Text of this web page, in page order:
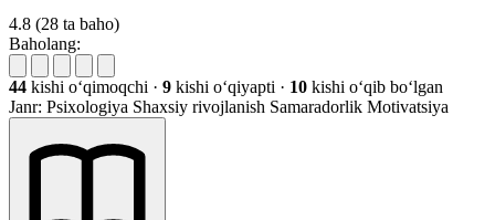
4.8 (28 ta baho)
Baholang:
44 kishi oʻqimoqchi · 9 kishi oʻqiyapti · 10 kishi oʻqib boʻlgan
Janr: Psixologiya Shaxsiy rivojlanish Samaradorlik Motivatsiya